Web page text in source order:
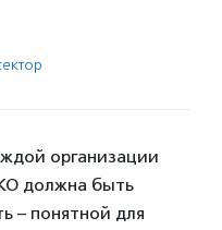
организации
должна быть
– понятной для